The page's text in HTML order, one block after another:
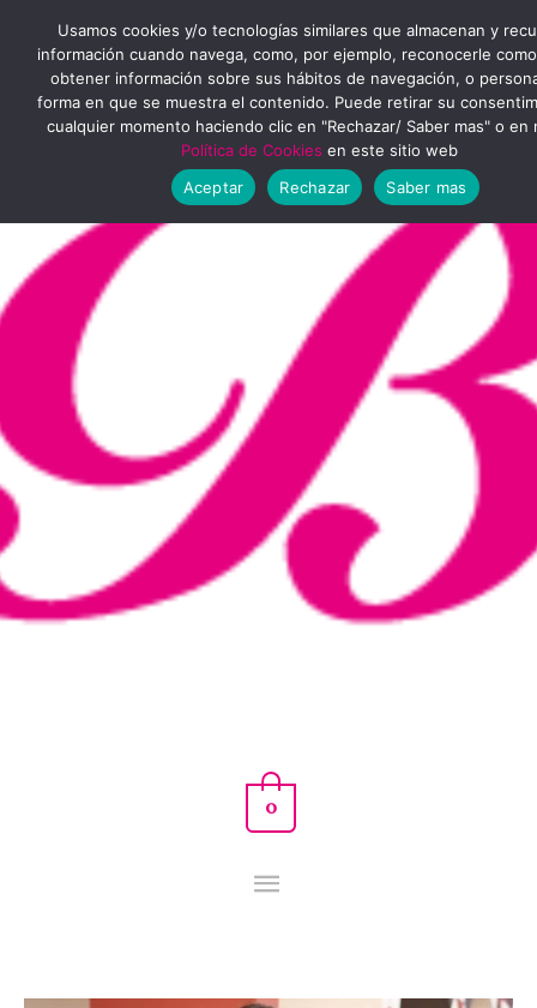
contenido
MENÚ
PRINCIPAL
0
Usamos cookies y/o tecnologías similares que almacenan y
información cuando navega, como, por ejemplo, reconocerle
obtener información sobre sus hábitos de navegación, o
forma en que se muestra el contenido. Puede retirar su
cualquier momento haciendo clic en "Rechazar/ Saber mas" o en
Política de Cookies en este sitio web
Aceptar
Rechazar Saber mas